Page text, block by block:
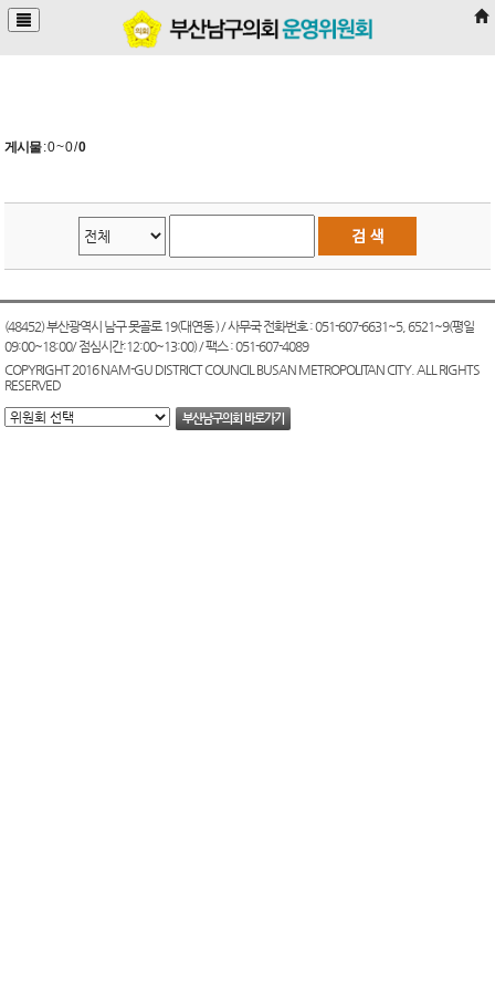
본문바로가기
게시물:0 ~ 0/0
(48452) 부산광역시 남구 못골로 19(대연동 ) / 사무국 전화번호 : 051-607-6631~5, 6521~9(평일
09:00~18:00/ 점심시간:12:00~13:00) / 팩스 : 051-607-4089
COPYRIGHT 2016 NAM-GU DISTRICT COUNCIL BUSAN METROPOLITAN CITY. ALL RIGHTS
RESERVED
부산남구의회 바로가기